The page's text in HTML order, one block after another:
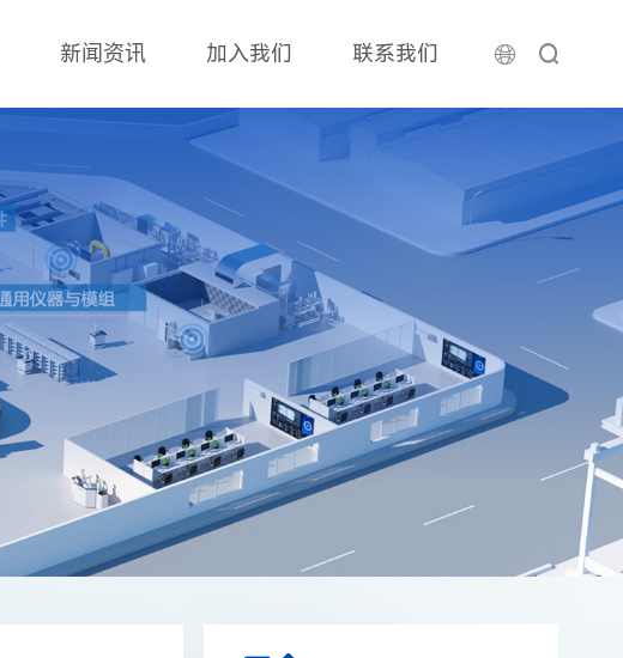
新闻资讯 加入我们 联系我们